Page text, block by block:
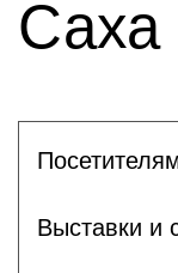
Саха
Выставки и